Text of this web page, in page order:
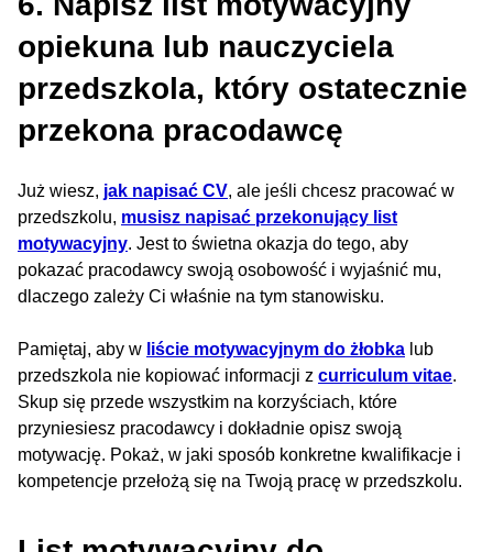
opiekuna lub nauczyciela
przedszkola, który ostatecznie
przekona pracodawcę
Już wiesz, jak napisać CV, ale jeśli chcesz pracować w
przedszkolu, musisz napisać przekonujący list
motywacyjny. Jest to świetna okazja do tego, aby
pokazać pracodawcy swoją osobowość i wyjaśnić mu,
dlaczego zależy Ci właśnie na tym stanowisku.
Pamiętaj, aby w liście motywacyjnym do żłobka lub
przedszkola nie kopiować informacji z curriculum vitae.
Skup się przede wszystkim na korzyściach, które
przyniesiesz pracodawcy i dokładnie opisz swoją
motywację. Pokaż, w jaki sposób konkretne kwalifikacje i
kompetencje przełożą się na Twoją pracę w przedszkolu.